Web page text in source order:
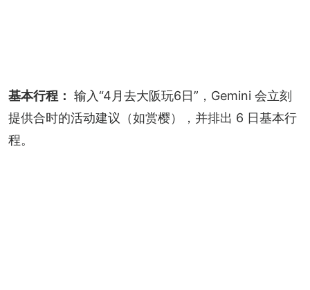
基本行程： 输入“4月去大阪玩6日”，Gemini 会立刻
提供合时的活动建议（如赏樱），并排出 6 日基本行
程。